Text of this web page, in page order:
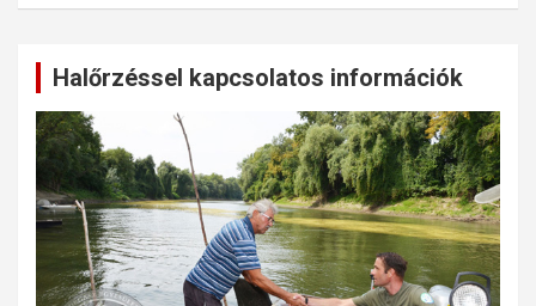
Halőrzéssel kapcsolatos információk